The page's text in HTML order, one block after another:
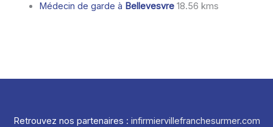
Médecin de garde à Bellevesvre18.56 kms
Retrouvez nos partenaires : infirmiervillefranchesurmer.com